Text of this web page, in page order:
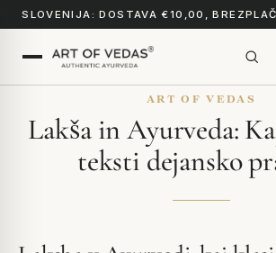
SLOVENIJA: DOSTAVA €10,00,
ART OF VEDAS
Lakša in Ayurveda:
teksti dejansko